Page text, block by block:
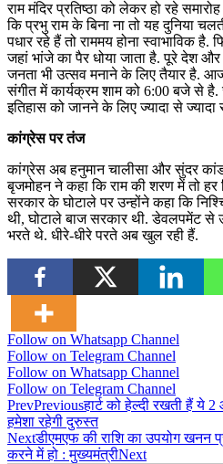
राम मंदिर प्रतिष्ठा को लेकर हो रहे
कि प्रभु राम के बिना ना तो यह दुनिया
पधार रहे हैं तो राममय होना स्वाभाविक है.
जहां भांजे का पैर धोया जाता है. पूरे देश
जनता भी उत्सव मनाने के लिए तैयार है.
संगीत में कार्यक्रम शाम को 6:00 बजे से है.
इतिहास को जानने के लिए ज्यादा से
कांग्रेस पर तंज
कांग्रेस अब हनुमान चालीसा और सुंदर
बृजमोहन ने कहा कि राम की शरण में तो
सरकार के घोटाले पर उन्होंने कहा कि
थी, घोटाले बाज सरकार थी. डेवलपमेंट से
भरते थे. धीरे-धीरे परते अब खुल रही हैं.
Follow on Whatsapp Channel
Follow on Telegram Channel
Follow on Whatsapp Channel
Follow on Telegram Channel
PrevPreviousहार्ट को हेल्दी रखती हैं
हमेशा रहेगी दुरुस्त
Nextडीएमएफ की राशि का उपयोग खनन
करने में हो : मुख्यमंत्रीNext